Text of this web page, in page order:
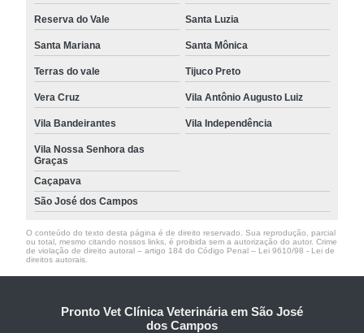
Reserva do Vale Santa Luzia
Santa Mariana Santa Mônica
Terras do vale Tijuco Preto
Vera Cruz Vila Antônio Augusto Luiz
Vila Bandeirantes Vila Independência
Vila Nossa Senhora das
Graças
Caçapava
São José dos Campos
O conteúdo do texto desta página é de direito reservado. Sua reprodução, parcial
ou total, mesmo citando nossos links, é proibida sem a autorização do autor. Crime
de violação de direito autoral – artigo 184 do Código Penal – Lei 9610/98 - Lei de
direitos autorais
Pronto Vet Clínica Veterinária em São José
dos Campos